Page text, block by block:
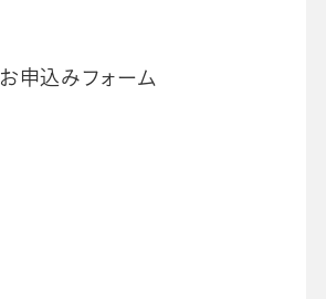
お申込みフォーム